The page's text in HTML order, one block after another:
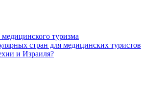
туризма
стран для медицинских туристов
и Израиля?